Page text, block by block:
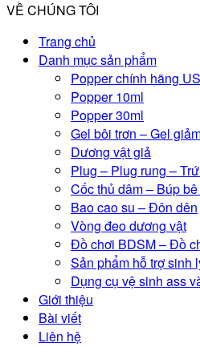
VỀ CHÚNG TÔI
Trang chủ
Danh mục sản phẩm
Popper chính hãng
Popper 10ml
Popper 30ml
Gel bôi trơn – Gel
Dương vật giả
Plug – Plug rung –
Cốc thủ dâm – Búp
Bao cao su – Đôn dên
Vòng đeo dương vật
Đồ chơi BDSM – Đồ
Sản phẩm hỗ trợ sinh
Dụng cụ vệ sinh ass
Giới thiệu
Bài viết
Liên hệ